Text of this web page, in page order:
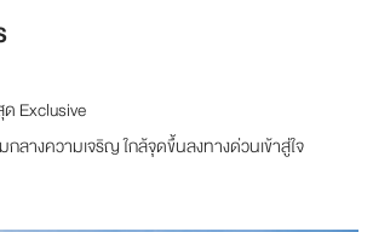
Exclusive
ลางความเจริญ ใกล้จุดขึ้นลงทางด่วนเข้าสู่ใจ